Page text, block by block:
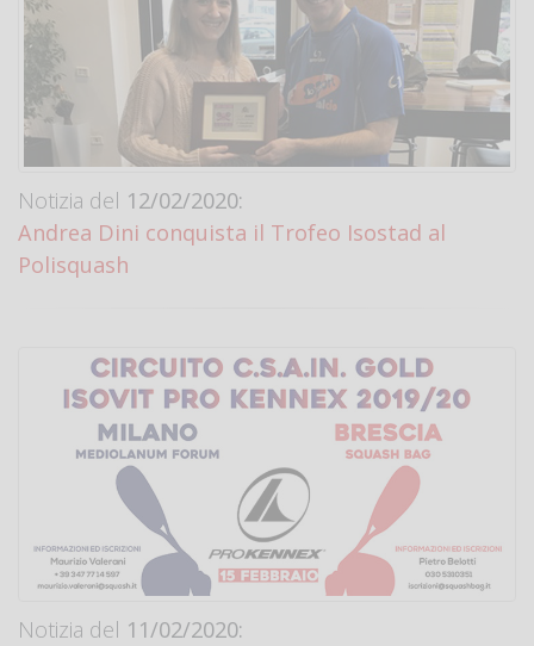
Notizia del 12/02/2020:
Andrea Dini conquista il Trofeo Isostad al
Polisquash
Notizia del 11/02/2020: